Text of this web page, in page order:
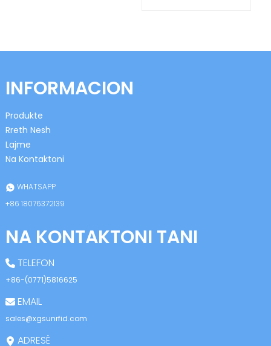
INFORMACION
Produkte
Rreth Nesh
Lajme
Na Kontaktoni
WHATSAPP
+86 18076372139
NA KONTAKTONI TANI
TELEFON
+86-(0771)5816625
EMAIL
sales@xgsunrfid.com
ADRESË